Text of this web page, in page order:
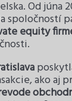
Od júna
spoločností
equity
ako aj